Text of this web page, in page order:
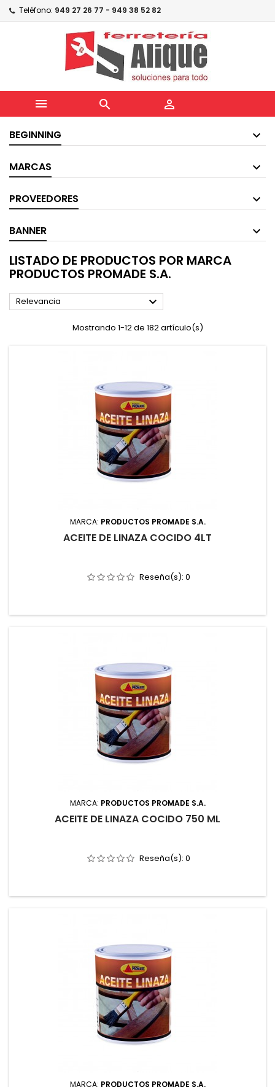
Teléfono: 949 27 26 77 - 949 38 52 82
  
BEGINNING
MARCAS
PROVEEDORES
BANNER
LISTADO DE PRODUCTOS POR MARCA
PRODUCTOS PROMADE S.A.
Relevancia 
Mostrando 1-12 de 182 artículo(s)
MARCA: PRODUCTOS PROMADE S.A.
ACEITE DE LINAZA COCIDO 4LT
Reseña(s): 0
MARCA: PRODUCTOS PROMADE S.A.
ACEITE DE LINAZA COCIDO 750 ML
Reseña(s): 0
MARCA: PRODUCTOS PROMADE S.A.